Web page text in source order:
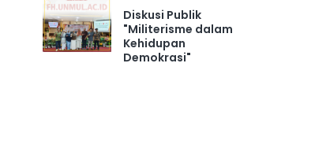
Diskusi Publik
"Militerisme dalam
Kehidupan
Demokrasi"